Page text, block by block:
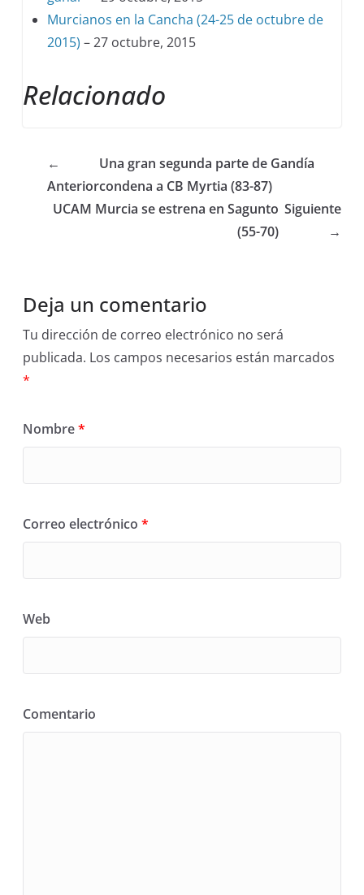
Murcianos en la Cancha (24-25 de octubre de
2015) – 27 octubre, 2015
Relacionado
←
Anterior
Una gran segunda parte de Gandía
condena a CB Myrtia (83-87)
UCAM Murcia se estrena en Sagunto
(55-70)
Siguiente
→
Deja un comentario
Tu dirección de correo electrónico no será
publicada. Los campos necesarios están marcados
*
Nombre*
Correo electrónico*
Web
Comentario